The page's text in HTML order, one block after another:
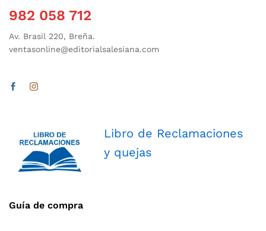
982 058 712
Av. Brasil 220, Breña.
ventasonline@editorialsalesiana.com
Libro de Reclamaciones
y quejas
Guía de compra